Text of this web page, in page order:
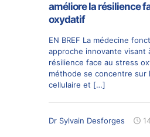
améliore la résilience
oxydatif
EN BREF La médecine
approche innovante visant
résilience face au stress
méthode se concentre sur
cellulaire et […]
Dr Sylvain Desforges